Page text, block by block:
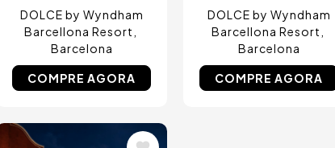
DOLCE by Wyndham
Barcellona Resort
Barcelona
COMPRE AGORA
DOLCE by Wyndham
Barcellona Resort
Barcelona
COMPRE AGORA